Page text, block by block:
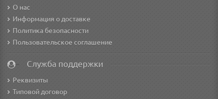
О нас
Информация о доставке
Политика безопасности
Пользовательское соглашение
Служба поддержки
Реквизиты
Типовой договор